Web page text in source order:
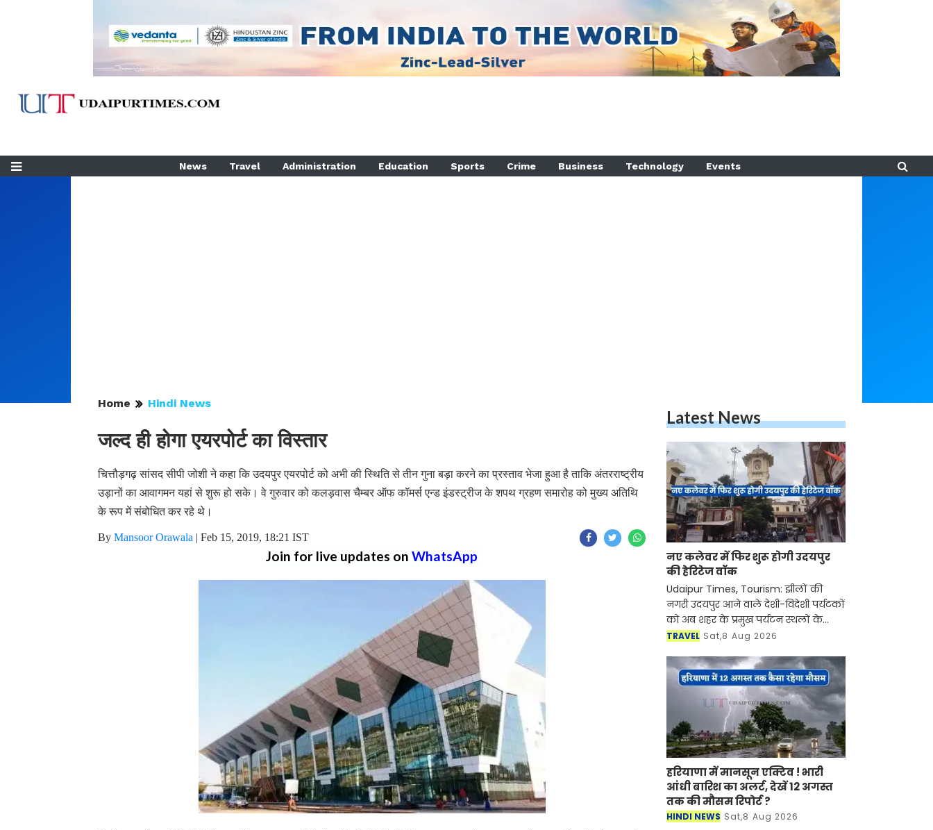
News Travel Administration Education Sports Crime Business Technology Events
Home Hindi News
जल्द ही होगा एयरपोर्ट का विस्तार
चित्तौड़गढ़ सांसद सीपी जोशी ने कहा कि उदयपुर एयरपोर्ट को अभी की स्थिति से तीन गुना बड़ा करने का प्रस्ताव भेजा हुआ है ताकि अंतरराष्ट्रीय
उड़ानों का आवागमन यहां से शुरू हो सके। वे गुरुवार को कलड़वास चैम्बर ऑफ कॉमर्स एन्ड इंडस्ट्रीज के शपथ ग्रहण समारोह को मुख्य अतिथि
के रूप में संबोधित कर रहे थे।
By Mansoor Orawala | Feb 15, 2019, 18:21 IST
Join for live updates on WhatsApp
Latest News
नए कलेवर में फिर शुरू होगी उदयपुर
की हेरिटेज वॉक
Udaipur Times, Tourism: झीलों की
नगरी उदयपुर आने वाले देशी-विदेशी पर्यटकों
को अब शहर के प्रमुख पर्यटन स्थलों के
साथ-साथ इसकी समृद्ध सांस्कृतिक विरासत,
रूबरू करवान
TRAVEL Sat,8 Aug 2026
हरियाणा में मानसून एक्टिव ! भारी
आंधी बारिश का अलर्ट, देखें 12 अगस्त
तक की मौसम रिपोर्ट ?
HINDI NEWS Sat,8 Aug 2026